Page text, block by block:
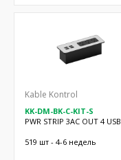
Kable Kontrol
KK-DM-BK-C-KIT-S
PWR STRIP 3AC OUT 4 USB
519 шт - 4-6 недель